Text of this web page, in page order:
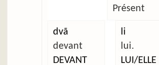
Présent
dvã
devant
DEVANT
li
lui.
LUI/ELLE